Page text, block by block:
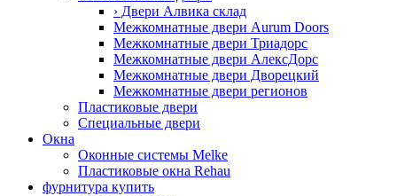
› Двери Алвика склад
Межкомнатные двери Aurum Doors
Межкомнатные двери Триадорс
Межкомнатные двери АлексДорс
Межкомнатные двери Дворецкий
Межкомнатные двери регионов
Пластиковые двери
Специальные двери
Окна
Оконные системы Melke
Пластиковые окна Rehau
фурнитура купить